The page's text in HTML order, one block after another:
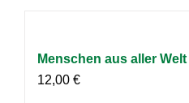
Menschen aus aller Welt
12,00 €